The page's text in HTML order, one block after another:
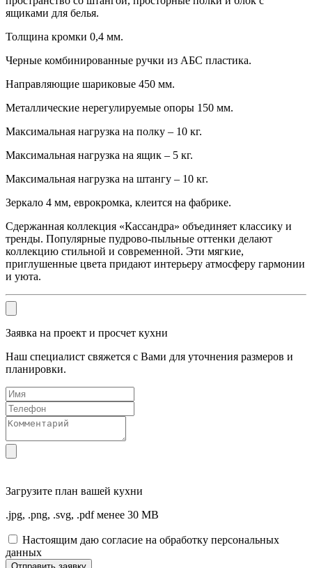
ящиками для белья.
Толщина кромки 0,4 мм.
Черные комбинированные ручки из АБС пластика.
Направляющие шариковые 450 мм.
Металлические нерегулируемые опоры 150 мм.
Максимальная нагрузка на полку – 10 кг.
Максимальная нагрузка на ящик – 5 кг.
Максимальная нагрузка на штангу – 10 кг.
Зеркало 4 мм, еврокромка, клеится на фабрике.
Сдержанная коллекция «Кассандра» объединяет классику и
тренды. Популярные пудрово-пыльные оттенки делают
коллекцию стильной и современной. Эти мягкие,
приглушенные цвета придают интерьеру атмосферу гармонии
и уюта.
Заявка на проект и просчет кухни
Наш специалист свяжется с Вами для уточнения размеров и
планировки.
Загрузите план вашей кухни
.jpg, .png, .svg, .pdf менее 30 MB
Настоящим даю согласие на обработку персональных
данных